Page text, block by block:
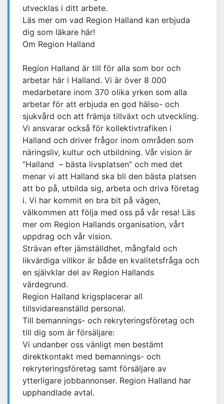
utvecklas i ditt arbete.
Läs mer om vad Region Halland kan erbjuda
dig som läkare här!
Om Region Halland
Region Halland är till för alla som bor och
arbetar här i Halland. Vi är över 8 000
medarbetare inom 370 olika yrken som alla
arbetar för att erbjuda en god hälso- och
sjukvård och att främja tillväxt och utveckling.
Vi ansvarar också för kollektivtrafiken i
Halland och driver frågor inom områden som
näringsliv, kultur och utbildning. Vår vision är
”Halland ­ – bästa livsplatsen” och med det
menar vi att Halland ska bli den bästa platsen
att bo på, utbilda sig, arbeta och driva företag
i. Vi har kommit en bra bit på vägen,
välkommen att följa med oss på vår resa! Läs
mer om Region Hallands organisation, vårt
uppdrag och vår vision.
Strävan efter jämställdhet, mångfald och
likvärdiga villkor är både en kvalitetsfråga och
en självklar del av Region Hallands
värdegrund.
Region Halland krigsplacerar all
tillsvidareanställd personal.
Till bemannings- och rekryteringsföretag och
till dig som är försäljare:
Vi undanber oss vänligt men bestämt
direktkontakt med bemannings- och
rekryteringsföretag samt försäljare av
ytterligare jobbannonser. Region Halland har
upphandlade avtal.